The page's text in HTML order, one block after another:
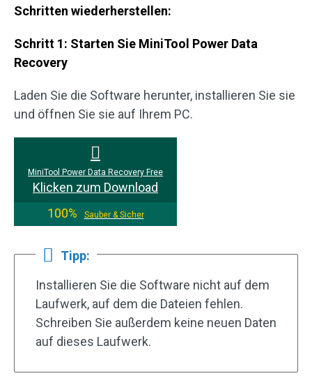
Schritten wiederherstellen:
Schritt 1: Starten Sie MiniTool Power Data
Recovery
Laden Sie die Software herunter, installieren Sie sie
und öffnen Sie sie auf Ihrem PC.
MiniTool Power Data Recovery Free
Klicken zum Download
100%
Sauber & Sicher
Tipp:
Installieren Sie die Software nicht auf dem
Laufwerk, auf dem die Dateien fehlen.
Schreiben Sie außerdem keine neuen Daten
auf dieses Laufwerk.